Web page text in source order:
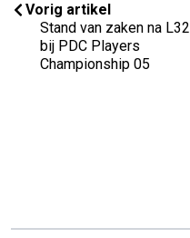
Vorig artikel
Stand van zaken na L32
bij PDC Players
Championship 05